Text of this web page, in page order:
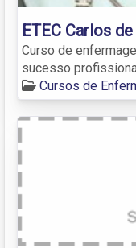
ETEC Carlos
Curso de
sucesso
Cursos de